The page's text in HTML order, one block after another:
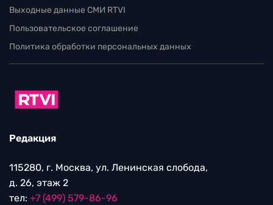
Выходные данные СМИ RTVI
Пользовательское соглашение
Политика обработки персональных данных
Редакция
115280, г. Москва, ул. Ленинская слобода,
д. 26, этаж 2
тел: +7 (499) 579-86-96